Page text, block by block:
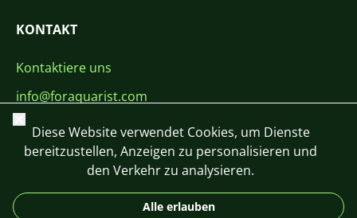
KONTAKT
Kontaktiere uns
info@foraquarist.com
+420 603 449 602
Schließen
Diese Website verwendet Cookies, um Dienste
bereitzustellen, Anzeigen zu personalisieren und
den Verkehr zu analysieren.
Alle erlauben